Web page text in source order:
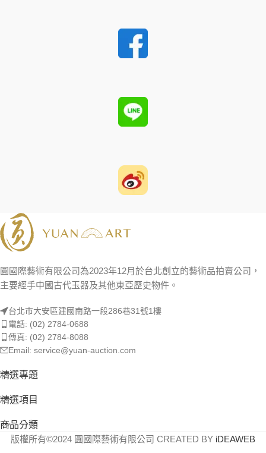
圓國際藝術有限公司為2023年12月於台北創立的藝術品拍賣公司，
主要經手中國古代玉器及其他東亞歷史物件。
台北市大安區建國南路一段286巷31號1樓
電話: (02) 2784-0688
傳真: (02) 2784-8088
Email: service@yuan-auction.com
精選專題
精選項目
商品分類
版權所有©2024 圓國際藝術有限公司 CREATED BY iDEAWEB